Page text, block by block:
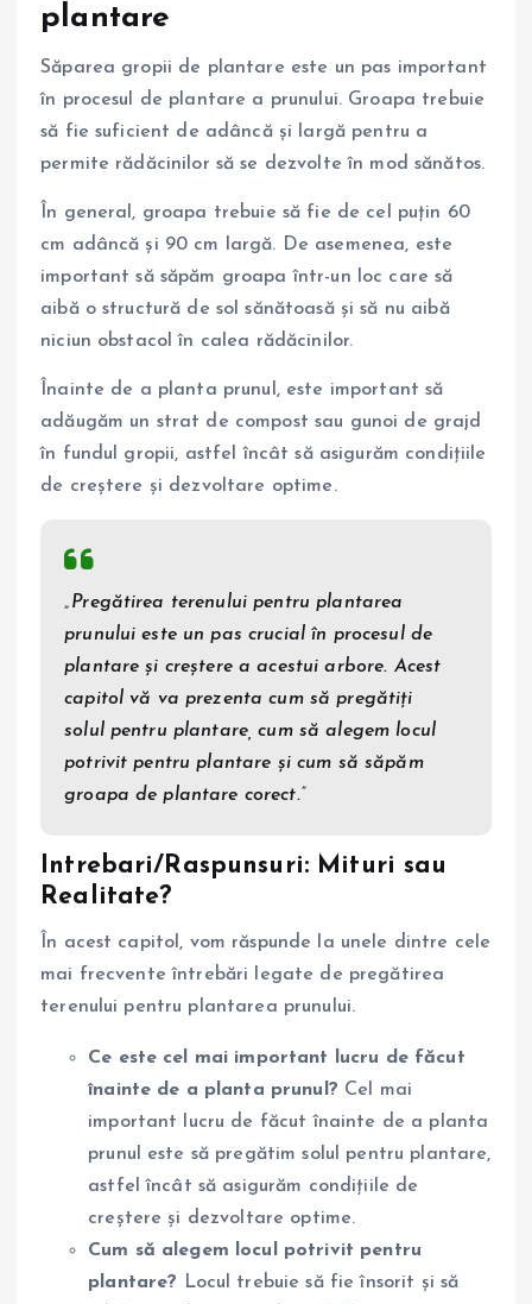
plantare
Săparea gropii de plantare este un pas important
în procesul de plantare a prunului. Groapa trebuie
să fie suficient de adâncă și largă pentru a
permite rădăcinilor să se dezvolte în mod sănătos.
În general, groapa trebuie să fie de cel puțin 60
cm adâncă și 90 cm largă. De asemenea, este
important să săpăm groapa într-un loc care să
aibă o structură de sol sănătoasă și să nu aibă
niciun obstacol în calea rădăcinilor.
Înainte de a planta prunul, este important să
adăugăm un strat de compost sau gunoi de grajd
în fundul gropii, astfel încât să asigurăm condițiile
de creștere și dezvoltare optime.
„Pregătirea terenului pentru plantarea
prunului este un pas crucial în procesul de
plantare și creștere a acestui arbore. Acest
capitol vă va prezenta cum să pregătiți
solul pentru plantare, cum să alegem locul
potrivit pentru plantare și cum să săpăm
groapa de plantare corect.”
Intrebari/Raspunsuri: Mituri sau
Realitate?
În acest capitol, vom răspunde la unele dintre cele
mai frecvente întrebări legate de pregătirea
terenului pentru plantarea prunului.
Ce este cel mai important lucru de făcut
înainte de a planta prunul? Cel mai
important lucru de făcut înainte de a planta
prunul este să pregătim solul pentru plantare,
astfel încât să asigurăm condițiile de
creștere și dezvoltare optime.
Cum să alegem locul potrivit pentru
plantare? Locul trebuie să fie însorit și să